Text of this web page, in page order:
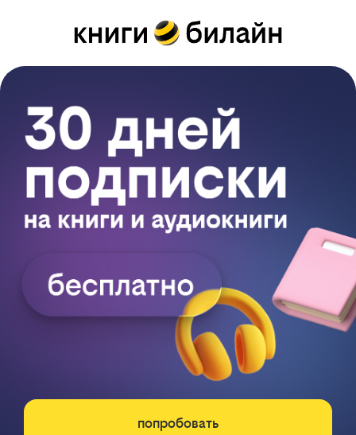
попробовать